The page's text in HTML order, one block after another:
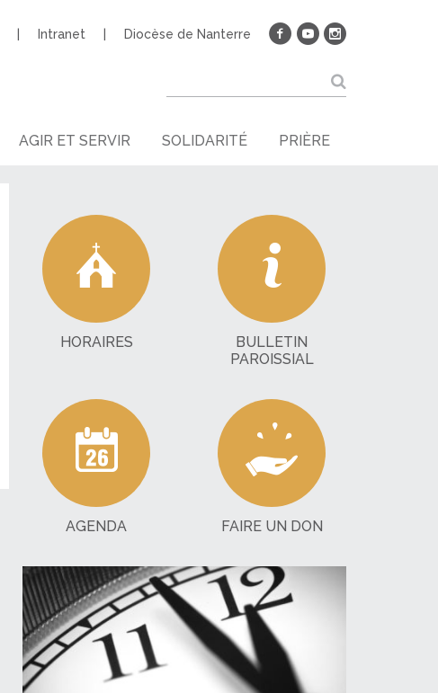
Intranet Diocèse de Nanterre
AGIR ET SERVIR SOLIDARITÉ PRIÈRE
HORAIRES
BULLETIN
PAROISSIAL
AGENDA FAIRE UN DON